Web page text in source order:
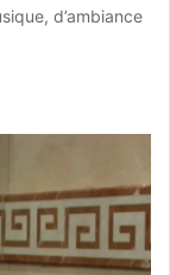
d’ambiance